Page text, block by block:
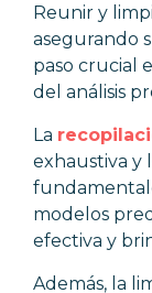
Reunir y
asegurando
paso crucial
del análisis
La
exhaustiva y
modelos
efectiva y
Además, la